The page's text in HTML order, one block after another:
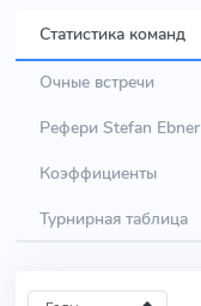
Статистика команд
Очные встречи
Рефери Stefan Ebner
Коэффициенты
Турнирная таблица